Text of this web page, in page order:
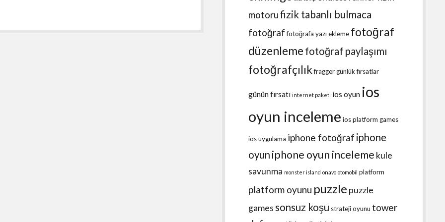
motorufizik tabanlı bulmaca
fotoğraf fotoğrafa yazı ekleme fotoğraf
düzenleme fotoğraf paylaşımı
fotoğrafçılıkfraggergünlük fırsatlar
günün fırsatı internet paketi ios oyun ios
oyun inceleme ios platform games
ios uygulama iphone fotoğraf iphone
oyun iphone oyun inceleme kule
savunma monster island onavo otomobil platform
platform oyunu puzzle puzzle
games sonsuz koşu strateji oyunu tower